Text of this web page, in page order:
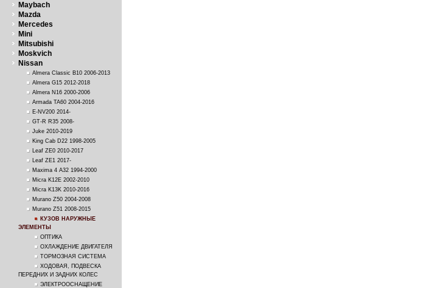
Maybach
Mazda
Mercedes
Mini
Mitsubishi
Moskvich
Nissan
Almera Classic B10 2006-2013
Almera G15 2012-2018
Almera N16 2000-2006
Armada TA60 2004-2016
E-NV200 2014-
GT-R R35 2008-
Juke 2010-2019
King Cab D22 1998-2005
Leaf ZE0 2010-2017
Leaf ZE1 2017-
Maxima 4 A32 1994-2000
Micra K12E 2002-2010
Micra K13K 2010-2016
Murano Z50 2004-2008
Murano Z51 2008-2015
КУЗОВ НАРУЖНЫЕ
ЭЛЕМЕНТЫ
ОПТИКА
ОХЛАЖДЕНИЕ ДВИГАТЕЛЯ
ТОРМОЗНАЯ СИСТЕМА
ХОДОВАЯ, ПОДВЕСКА
ПЕРЕДНИХ И ЗАДНИХ КОЛЕС
ЭЛЕКТРООСНАЩЕНИЕ